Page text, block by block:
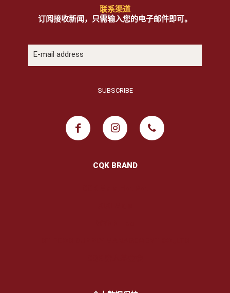
联系渠道
订阅接收新闻，只需输入您的电子邮件即可。
CQK BRAND